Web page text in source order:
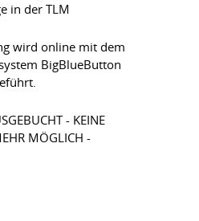
in der TLM
wird online mit dem
BigBlueButton
- KEINE
MÖGLICH -